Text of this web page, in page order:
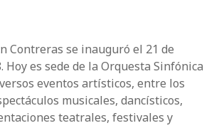
Contreras se inauguró el 21 de
Hoy es sede de la Orquesta Sinfónica
eventos artísticos, entre los
musicales, dancísticos,
teatrales, festivales y